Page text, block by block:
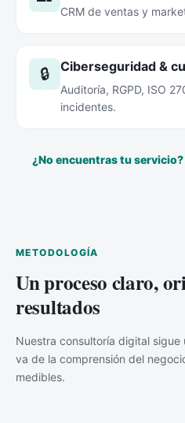
CRM de ventas y
🔒 Ciberseguridad &
Auditoría, RGPD, ISO
incidentes.
¿No encuentras tu
METODOLOGÍA
Un proceso claro,
resultados
Nuestra consultoría digital
va de la comprensión del
medibles.